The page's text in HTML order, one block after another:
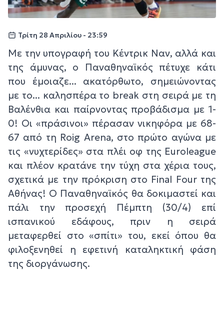
Τρίτη 28 Απριλίου - 23:59
Με την υπογραφή του Κέντρικ Ναν, αλλά και
της άμυνας, ο Παναθηναϊκός πέτυχε κάτι
που έμοιαζε... ακατόρθωτο, σημειώνοντας
με το... καλησπέρα το break στη σειρά με τη
Βαλένθια και παίρνοντας προβάδισμα με 1-
0! Οι «πράσινοι» πέρασαν νικηφόρα με 68-
67 από τη Roig Arena, στο πρώτο αγώνα με
τις «νυχτερίδες» στα πλέι οφ της Euroleague
και πλέον κρατάνε την τύχη στα χέρια τους,
σχετικά με την πρόκριση στο Final Four της
Αθήνας! Ο Παναθηναϊκός θα δοκιμαστεί και
πάλι την προσεχή Πέμπτη (30/4) επί
ισπανικού εδάφους, πριν η σειρά
μεταφερθεί στο «σπίτι» του, εκεί όπου θα
φιλοξενηθεί η εφετινή καταληκτική φάση
της διοργάνωσης.